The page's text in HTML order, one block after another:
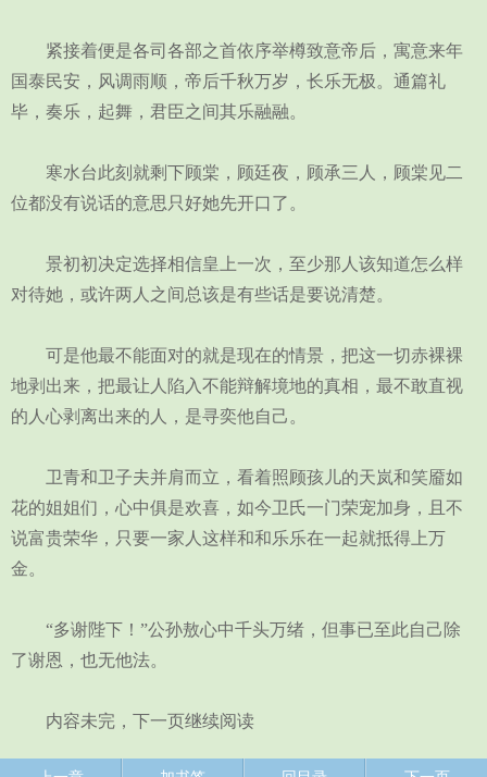
紧接着便是各司各部之首依序举樽致意帝后，寓意来年
国泰民安，风调雨顺，帝后千秋万岁，长乐无极。通篇礼
毕，奏乐，起舞，君臣之间其乐融融。
寒水台此刻就剩下顾棠，顾廷夜，顾承三人，顾棠见二
位都没有说话的意思只好她先开口了。
景初初决定选择相信皇上一次，至少那人该知道怎么样
对待她，或许两人之间总该是有些话是要说清楚。
可是他最不能面对的就是现在的情景，把这一切赤裸裸
地剥出来，把最让人陷入不能辩解境地的真相，最不敢直视
的人心剥离出来的人，是寻奕他自己。
卫青和卫子夫并肩而立，看着照顾孩儿的天岚和笑靥如
花的姐姐们，心中俱是欢喜，如今卫氏一门荣宠加身，且不
说富贵荣华，只要一家人这样和和乐乐在一起就抵得上万
金。
“多谢陛下！”公孙敖心中千头万绪，但事已至此自己除
了谢恩，也无他法。
内容未完，下一页继续阅读